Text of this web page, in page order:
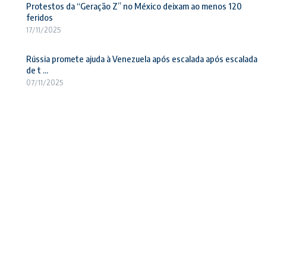
Protestos da “Geração Z” no México deixam ao menos 120
feridos
17/11/2025
Rússia promete ajuda à Venezuela após escalada após escalada
de t ...
07/11/2025